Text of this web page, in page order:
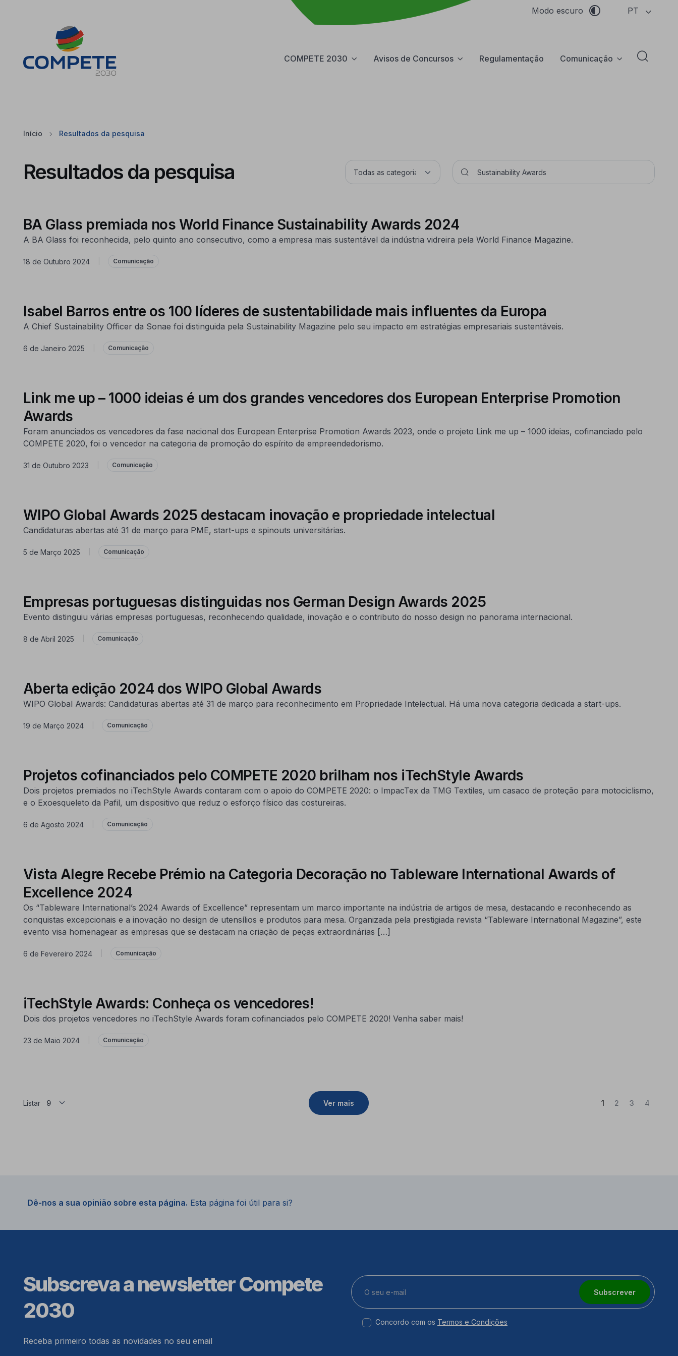
Modo escuro PT
COMPETE 2030 Avisos de Concursos Regulamentação Comunicação Abrir
Início Resultados da pesquisa
Resultados da pesquisa
BA Glass premiada nos World Finance Sustainability Awards 2024
A BA Glass foi reconhecida, pelo quinto ano consecutivo, como a empresa mais sustentável da indústria vidreira pela World Finance Magazine.
18 de Outubro 2024 Comunicação
Isabel Barros entre os 100 líderes de sustentabilidade mais influentes da Europa
A Chief Sustainability Officer da Sonae foi distinguida pela Sustainability Magazine pelo seu impacto em estratégias empresariais sustentáveis.
6 de Janeiro 2025 Comunicação
Link me up – 1000 ideias é um dos grandes vencedores dos European Enterprise Promotion
Awards
Foram anunciados os vencedores da fase nacional dos European Enterprise Promotion Awards 2023, onde o projeto Link me up – 1000 ideias, cofinanciado pelo
COMPETE 2020, foi o vencedor na categoria de promoção do espírito de empreendedorismo.
31 de Outubro 2023 Comunicação
WIPO Global Awards 2025 destacam inovação e propriedade intelectual
Candidaturas abertas até 31 de março para PME, start-ups e spinouts universitárias.
5 de Março 2025 Comunicação
Empresas portuguesas distinguidas nos German Design Awards 2025
Evento distinguiu várias empresas portuguesas, reconhecendo qualidade, inovação e o contributo do nosso design no panorama internacional.
8 de Abril 2025 Comunicação
Aberta edição 2024 dos WIPO Global Awards
WIPO Global Awards: Candidaturas abertas até 31 de março para reconhecimento em Propriedade Intelectual. Há uma nova categoria dedicada a start-ups.
19 de Março 2024 Comunicação
Projetos cofinanciados pelo COMPETE 2020 brilham nos iTechStyle Awards
Dois projetos premiados no iTechStyle Awards contaram com o apoio do COMPETE 2020: o ImpacTex da TMG Textiles, um casaco de proteção para motociclismo,
e o Exoesqueleto da Pafil, um dispositivo que reduz o esforço físico das costureiras.
6 de Agosto 2024 Comunicação
Vista Alegre Recebe Prémio na Categoria Decoração no Tableware International Awards of
Excellence 2024
Os “Tableware International’s 2024 Awards of Excellence” representam um marco importante na indústria de artigos de mesa, destacando e reconhecendo as
conquistas excepcionais e a inovação no design de utensílios e produtos para mesa. Organizada pela prestigiada revista “Tableware International Magazine”, este
evento visa homenagear as empresas que se destacam na criação de peças extraordinárias […]
6 de Fevereiro 2024 Comunicação
iTechStyle Awards: Conheça os vencedores!
Dois dos projetos vencedores no iTechStyle Awards foram cofinanciados pelo COMPETE 2020! Venha saber mais!
23 de Maio 2024 Comunicação
Listar Ver mais 1(Atual)
2 3 4
Dê-nos a sua opinião sobre esta página. Esta página foi útil para si?
Subscreva a newsletter Compete
2030
Receba primeiro todas as novidades no seu email
Subscrever
Concordo com os Termos e Condições